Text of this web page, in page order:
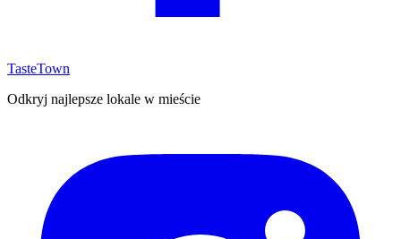
TasteTown
Odkryj najlepsze lokale w mieście